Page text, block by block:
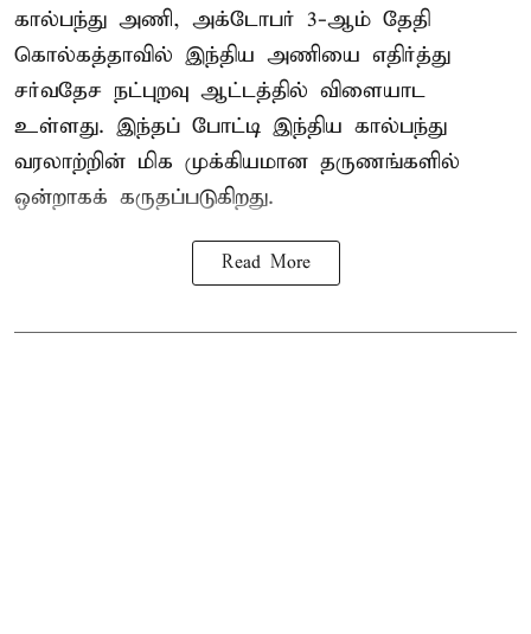
கால்பந்து அணி, அக்டோபர் 3-ஆம் தேதி
கொல்கத்தாவில் இந்திய அணியை எதிர்த்து
சர்வதேச நட்புறவு ஆட்டத்தில் விளையாட
உள்ளது. இந்தப் போட்டி இந்திய கால்பந்து
வரலாற்றின் மிக முக்கியமான தருணங்களில்
ஒன்றாகக் கருதப்படுகிறது.
Read More